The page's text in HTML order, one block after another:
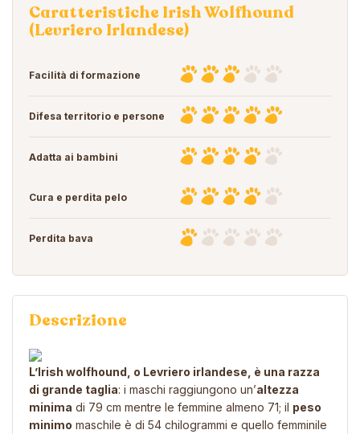
Caratteristiche Irish Wolfhound
(Levriero Irlandese)
Facilità di formazione
Difesa territorio e persone
Adatta ai bambini
Cura e perdita pelo
Perdita bava
Descrizione
L’Irish wolfhound, o Levriero irlandese, è una razza
di grande taglia: i maschi raggiungono un’altezza
minima di 79 cm mentre le femmine almeno 71; il peso
minimo maschile è di 54 chilogrammi e quello femminile